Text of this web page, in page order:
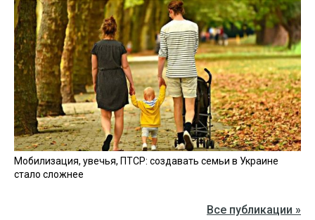
Мобилизация, увечья, ПТСР: создавать семьи в Украине
стало сложнее
Все публикации »